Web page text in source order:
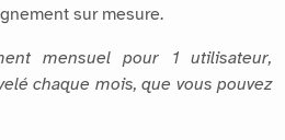
sur mesure.
mensuel pour 1 utilisateur,
chaque mois, que vous pouvez